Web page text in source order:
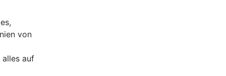
von
alles auf